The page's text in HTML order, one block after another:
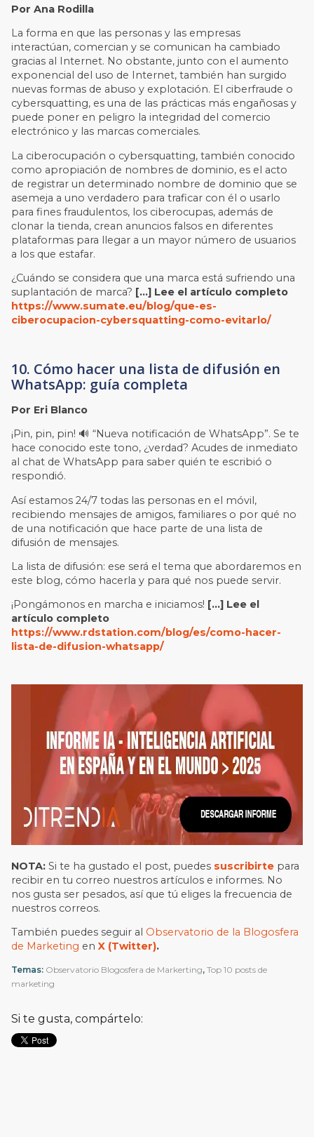
Por Ana Rodilla
La forma en que las personas y las empresas
interactúan, comercian y se comunican ha cambiado
gracias al Internet. No obstante, junto con el aumento
exponencial del uso de Internet, también han surgido
nuevas formas de abuso y explotación. El ciberfraude o
cybersquatting, es una de las prácticas más engañosas y
puede poner en peligro la integridad del comercio
electrónico y las marcas comerciales.
La ciberocupación o cybersquatting, también conocido
como apropiación de nombres de dominio, es el acto
de registrar un determinado nombre de dominio que se
asemeja a uno verdadero para traficar con él o usarlo
para fines fraudulentos, los ciberocupas, además de
clonar la tienda, crean anuncios falsos en diferentes
plataformas para llegar a un mayor número de usuarios
a los que estafar.
¿Cuándo se considera que una marca está sufriendo una
suplantación de marca? […] Lee el artículo completo
https://www.sumate.eu/blog/que-es-
ciberocupacion-cybersquatting-como-evitarlo/
10. Cómo hacer una lista de difusión en
WhatsApp: guía completa
Por Eri Blanco
¡Pin, pin, pin! 🔊 “Nueva notificación de WhatsApp”. Se te
hace conocido este tono, ¿verdad? Acudes de inmediato
al chat de WhatsApp para saber quién te escribió o
respondió.
Así estamos 24/7 todas las personas en el móvil,
recibiendo mensajes de amigos, familiares o por qué no
de una notificación que hace parte de una lista de
difusión de mensajes.
La lista de difusión: ese será el tema que abordaremos en
este blog, cómo hacerla y para qué nos puede servir.
¡Pongámonos en marcha e iniciamos! […] Lee el
artículo completo
https://www.rdstation.com/blog/es/como-hacer-
lista-de-difusion-whatsapp/
NOTA: Si te ha gustado el post, puedes suscribirte para
recibir en tu correo nuestros artículos e informes. No
nos gusta ser pesados, así que tú eliges la frecuencia de
nuestros correos.
También puedes seguir al Observatorio de la Blogosfera
de Marketing enX (Twitter).
Temas: Observatorio Blogosfera de Markerting,Top 10 posts de
marketing
Si te gusta, compártelo: